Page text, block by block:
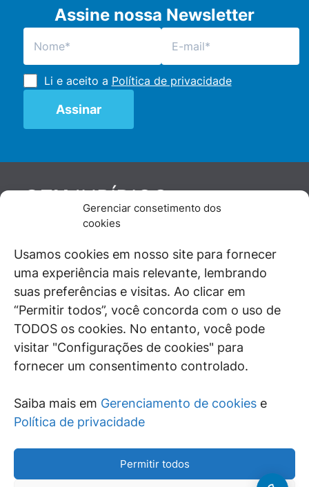
Gerenciar consetimento dos
cookies
Usamos cookies em nosso site para fornecer
uma experiência mais relevante, lembrando
suas preferências e visitas. Ao clicar em
“Permitir todos”, você concorda com o uso de
TODOS os cookies. No entanto, você pode
visitar "Configurações de cookies" para
fornecer um consentimento controlado.
Saiba mais em Gerenciamento de cookies e
Política de privacidade
Permitir todos
Assine nossa Newsletter
Li e aceito a Política de privacidade
GENJURÍDICO
De maneira independente, os autores e
juristas e doutrinadores nacionais, se posicionam
diante de questões relevantes do cotidiano e
universo jurídico.
SIGA